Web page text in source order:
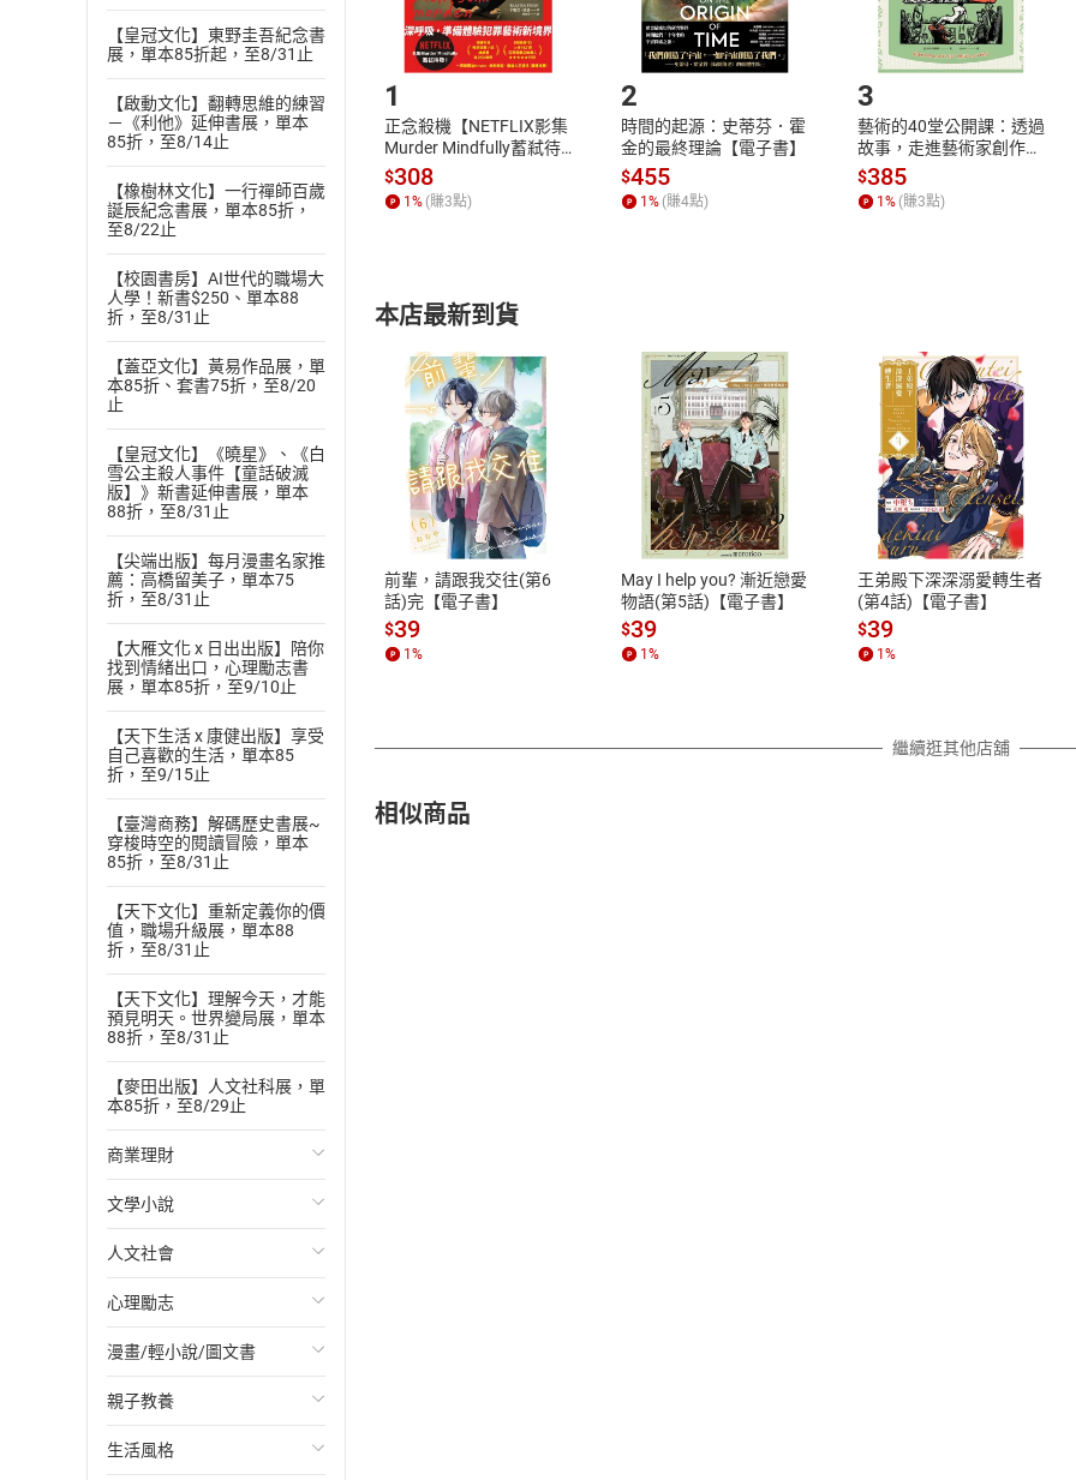
【皇冠文化】東野圭吾紀念書
展，單本85折起，至8/31止
【啟動文化】翻轉思維的練習
－《利他》延伸書展，單本
85折，至8/14止
【橡樹林文化】一行禪師百歲
誕辰紀念書展，單本85折，
至8/22止
【校園書房】AI世代的職場大
人學！新書$250、單本88
折，至8/31止
【蓋亞文化】黃易作品展，單
本85折、套書75折，至8/20
止
【皇冠文化】《曉星》、《白
雪公主殺人事件【童話破滅
版】》新書延伸書展，單本
88折，至8/31止
【尖端出版】每月漫畫名家推
薦：高橋留美子，單本75
折，至8/31止
【大雁文化 x 日出出版】陪你
找到情緒出口，心理勵志書
展，單本85折，至9/10止
【天下生活 x 康健出版】享受
自己喜歡的生活，單本85
折，至9/15止
【臺灣商務】解碼歷史書展~
穿梭時空的閱讀冒險，單本
85折，至8/31止
【天下文化】重新定義你的價
值，職場升級展，單本88
折，至8/31止
【天下文化】理解今天，才能
預見明天。世界變局展，單本
88折，至8/31止
【麥田出版】人文社科展，單
本85折，至8/29止
商業理財
投資理財
經濟/趨勢
財務/金融
管理/領導
職場工作術
成功法
文學小說
歐美文學
日本文學
韓國文學
華文文學
經典文學
人文社會
國際關係
政治
社會科學
台灣/中國歷史
心理勵志
心靈成長/情緒
人際關係
兩性關係
漫畫/輕小說/圖文書
輕小說
奇幻/科幻
親子教養
教育現場
生活風格
Step1.選擇閱讀載具 Step2.登入
付款方式
ATM轉帳、信用卡、LINE PAY、AFTEE
退換貨規範
本店是否提供消費者保護法七日猶
之權利，遽消費者保護法及通訊交
除權合理例外情事適用準則，依商
質各有不同規定。詳細退換貨說明
照各商品說明。
1
正念殺機【NETFLIX影集
Murder Mindfully蓄弒待
發】【電子書】
$308
1% (賺3點)
2
時間的起源：史蒂芬．霍
金的最終理論【電子書】
$455
1% (賺4點)
3
藝術的40堂公開課：透過
故事，走進藝術家創作現
場，看藝術如何誕生、如
何形塑人類生活【電子
書】
$385
1% (賺3點)
本店最新到貨
前輩，請跟我交往(第6
話)完【電子書】
$39
1 %
May I help you? 漸近戀愛
物語(第5話)【電子書】
$39
1 %
王弟殿下深深溺愛轉生者
(第4話)【電子書】
$39
1 %
繼續逛其他店舖
相似商品